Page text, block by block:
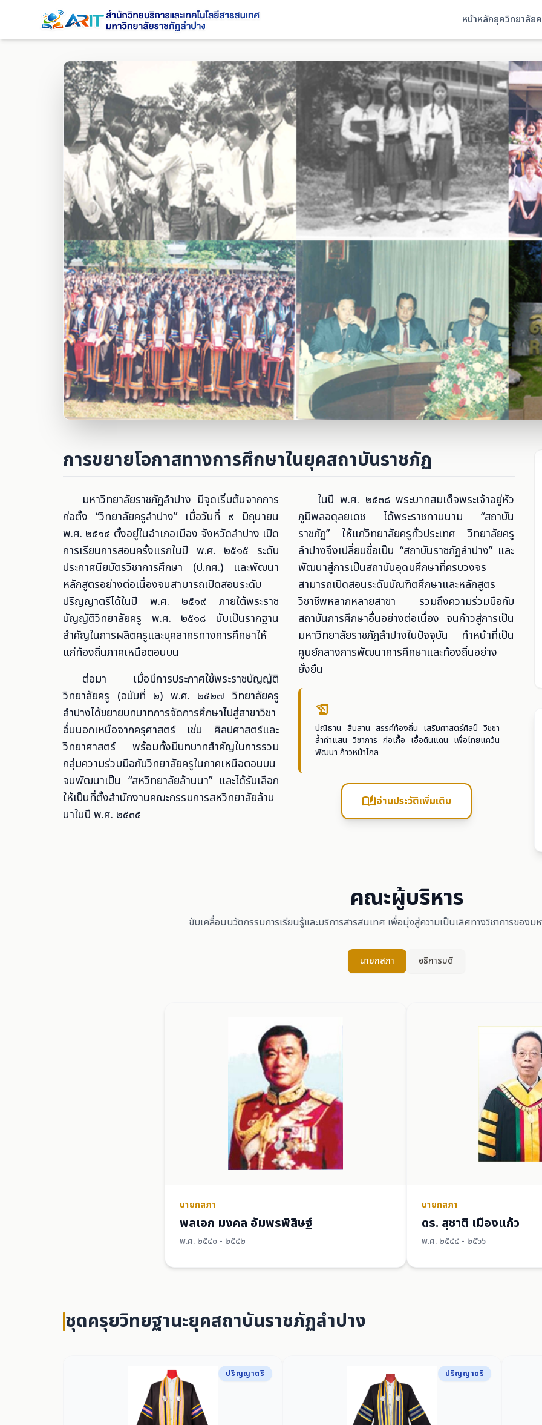
หน้าหลักยุควิทยาลัย
ยุคสถาบันราชภัฏลำปาง
(๒๕๓๕ - ๒๕๔๖)
การขยายโอกาสทางการศึกษาในยุคสถาบันราชภัฏ
มหาวิทยาลัยราชภัฏลำปาง มีจุดเริ่มต้นจากการ
ก่อตั้ง “วิทยาลัยครูลำปาง” เมื่อวันที่ ๙ มิถุนายน
พ.ศ. ๒๕๑๔ ตั้งอยู่ในอำเภอเมือง จังหวัดลำปาง เปิด
การเรียนการสอนครั้งแรกในปี พ.ศ. ๒๕๑๕ ระดับ
ประกาศนียบัตรวิชาการศึกษา (ป.กศ.) และพัฒนา
หลักสูตรอย่างต่อเนื่องจนสามารถเปิดสอนระดับ
ปริญญาตรีได้ในปี พ.ศ. ๒๕๑๙ ภายใต้พระราช
บัญญัติวิทยาลัยครู พ.ศ. ๒๕๑๘ นับเป็นรากฐาน
สำคัญในการผลิตครูและบุคลากรทางการศึกษาให้
แก่ท้องถิ่นภาคเหนือตอนบน
ต่อมา เมื่อมีการประกาศใช้พระราชบัญญัติ
วิทยาลัยครู (ฉบับที่ ๒) พ.ศ. ๒๕๒๗ วิทยาลัยครู
ลำปางได้ขยายบทบาทการจัดการศึกษาไปสู่สาขาวิชา
อื่นนอกเหนือจากครุศาสตร์ เช่น ศิลปศาสตร์และ
วิทยาศาสตร์ พร้อมทั้งมีบทบาทสำคัญในการรวม
กลุ่มความร่วมมือกับวิทยาลัยครูในภาคเหนือตอนบน
จนพัฒนาเป็น “สหวิทยาลัยล้านนา” และได้รับเลือก
ให้เป็นที่ตั้งสำนักงานคณะกรรมการสหวิทยาลัยล้าน
นาในปี พ.ศ. ๒๕๓๕
ในปี พ.ศ. ๒๕๓๘ พระบาทสมเด็จพระเจ้าอยู่หัว
ภูมิพลอดุลยเดช ได้พระราชทานนาม “สถาบัน
ราชภัฏ” ให้แก่วิทยาลัยครูทั่วประเทศ วิทยาลัยครู
ลำปางจึงเปลี่ยนชื่อเป็น “สถาบันราชภัฏลำปาง” และ
พัฒนาสู่การเป็นสถาบันอุดมศึกษาที่ครบวงจร
สามารถเปิดสอนระดับบัณฑิตศึกษาและหลักสูตร
วิชาชีพหลากหลายสาขา รวมถึงความร่วมมือกับ
สถาบันการศึกษาอื่นอย่างต่อเนื่อง จนก้าวสู่การเป็น
มหาวิทยาลัยราชภัฏลำปางในปัจจุบัน ทำหน้าที่เป็น
ศูนย์กลางการพัฒนาการศึกษาและท้องถิ่นอย่าง
ยั่งยืน
history_edu
ปณิธาน สืบสาน สรรค์ท้องถิ่น เสริมศาสตร์ศิลป์ วิชชา
ล้ำค่าแสน วิชาการ ก่อเกื้อ เอื้อดินแดน เพื่อไทยแคว้น
พัฒนา ก้าวหน้าไกล
auto_storiesอ่านประวัติเพิ่มเติม
คณะผู้บริหาร
ขับเคลื่อนนวัตกรรมการเรียนรู้และบริการสารสนเทศ เพื่อมุ่งสู่ความเป็นเลิศทางวิชาการของม
นายกสภา อธิการบดี
นายกสภา
พลเอก มงคล อัมพรพิสิษฐ์
พ.ศ. ๒๕๔๐ - ๒๕๔๒
นายกสภา
ดร. สุชาติ เมืองแก้ว
พ.ศ. ๒๕๔๔ - ๒๕๖๖
ชุดครุยวิทยฐานะยุคสถาบันราชภัฏลำปาง
ปริญญาตรี ปริญญาตรี